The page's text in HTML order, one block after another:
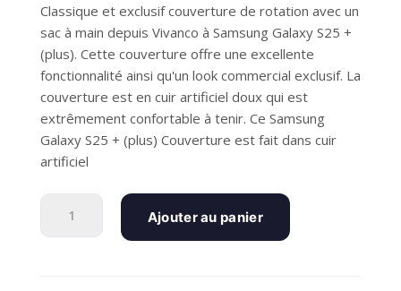
Classique et exclusif couverture de rotation avec un
sac à main depuis Vivanco à Samsung Galaxy S25 +
(plus). Cette couverture offre une excellente
fonctionnalité ainsi qu'un look commercial exclusif. La
couverture est en cuir artificiel doux qui est
extrêmement confortable à tenir. Ce Samsung
Galaxy S25 + (plus) Couverture est fait dans cuir
artificiel
quantité
Ajouter au panier